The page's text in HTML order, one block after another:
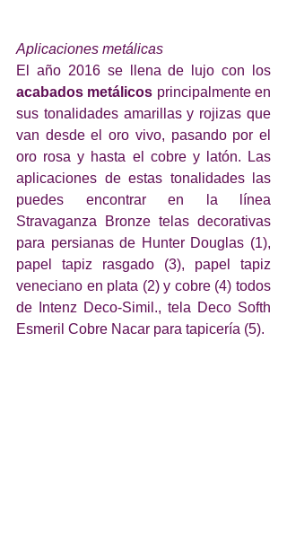
Aplicaciones metálicas
acabados metálicos principalmente en
sus tonalidades amarillas y rojizas que
van desde el oro vivo, pasando por el
oro rosa y hasta el cobre y latón. Las
aplicaciones de estas tonalidades las
puedes encontrar en la línea
Stravaganza Bronze telas decorativas
para persianas de Hunter Douglas (1),
papel tapiz rasgado (3), papel tapiz
veneciano en plata (2) y cobre (4) todos
de Intenz Deco-Simil., tela Deco Softh
Esmeril Cobre Nacar para tapicería (5).